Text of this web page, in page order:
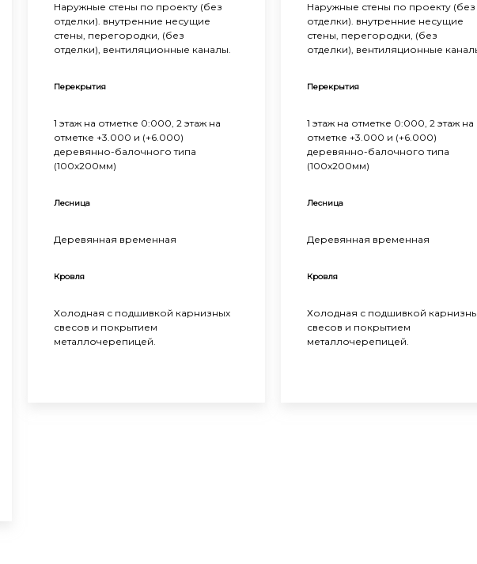
Наружные стены по проекту (без
отделки). внутренние несущие
стены, перегородки, (без
отделки), вентиляционные каналы.
Перекрытия
1 этаж на отметке 0:000, 2 этаж на
отметке +3.000 и (+6.000)
деревянно-балочного типа
(100х200мм)
Лесница
Деревянная временная
Кровля
Холодная с подшивкой карнизных
свесов и покрытием
металлочерепицей.
Наружные стены по проекту (без
отделки). внутренние несущие
стены, перегородки, (без
отделки), вентиляционные
Перекрытия
1 этаж на отметке 0:000, 2 этаж на
отметке +3.000 и (+6.000)
деревянно-балочного типа
(100х200мм)
Лесница
Деревянная временная
Кровля
Холодная с подшивкой
свесов и покрытием
металлочерепицей.